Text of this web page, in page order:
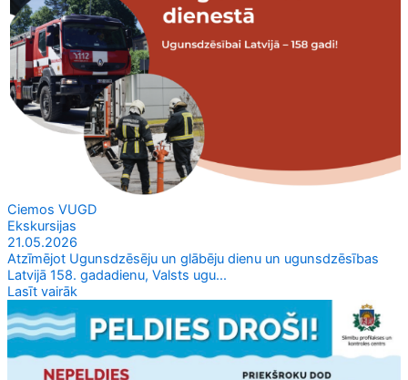
Ciemos VUGD
Ekskursijas
21.05.2026
Atzīmējot Ugunsdzēsēju un glābēju dienu un ugunsdzēsības
Latvijā 158. gadadienu, Valsts ugu...
Lasīt vairāk